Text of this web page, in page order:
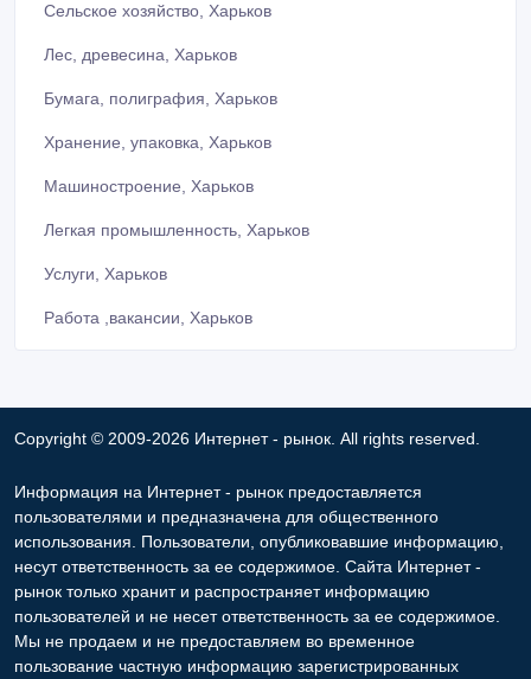
Сельское хозяйство, Харьков
Лес, древесина, Харьков
Бумага, полиграфия, Харьков
Хранение, упаковка, Харьков
Машиностроение, Харьков
Легкая промышленность, Харьков
Услуги, Харьков
Работа ,вакансии, Харьков
Copyright © 2009-2026 Интернет - рынок. All rights reserved.
Информация на Интернет - рынок предоставляется
пользователями и предназначена для общественного
использования. Пользователи, опубликовавшие информацию,
несут ответственность за ее содержимое. Сайта Интернет -
рынок только хранит и распространяет информацию
пользователей и не несет ответственность за ее содержимое.
Мы не продаем и не предоставляем во временное
пользование частную информацию зарегистрированных